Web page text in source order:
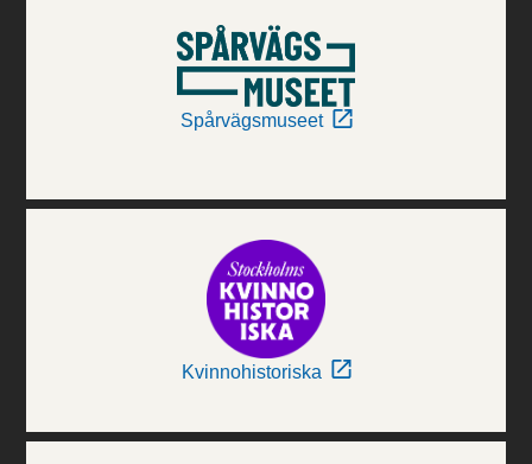
Spårvägsmuseet
Kvinnohistoriska